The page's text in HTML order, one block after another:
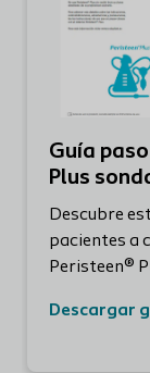
Guía
Plus
Descubre
pacientes a
Peristeen®
Descargar